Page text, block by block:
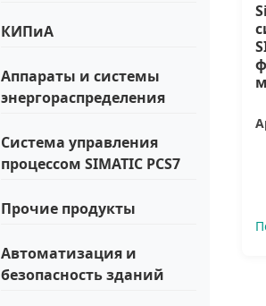
КИПиА
Аппараты и системы
энергораспределения
Система управления
процессом SIMATIC PCS7
Прочие продукты
Автоматизация и
безопасность зданий